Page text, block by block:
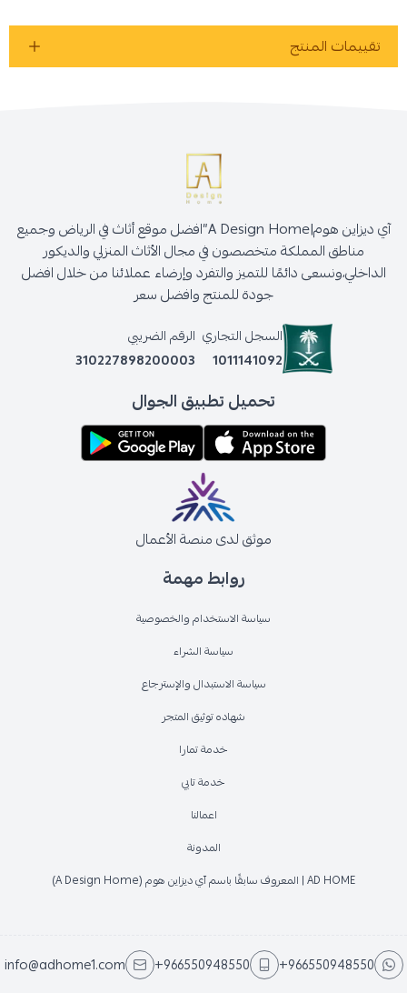
تقييمات المنتج
روابط مهمة
سياسة الاستخدام والخصوصية
سياسة الشراء
سياسة الاستبدال والإسترجاع
شهاده توثيق المتجر
خدمة تمارا
خدمة تابي
اعمالنا
المدونة
AD HOME | المعروف سابقًا باسم آي ديزاين هوم (A Design Home)
آي ديزاين هوم|A Design Home”افضل موقع أثاث في الرياض وجميع
مناطق المملكة متخصصون في مجال الأثاث المنزلي والديكور
الداخلي،ونسعى دائمًا للتميز والتفرد وإرضاء عملائنا من خلال افضل
جودة للمنتج وافضل سعر
السجل التجاري
1011141092
الرقم الضريبي
310227898200003
تحميل تطبيق الجوال
موثق لدى منصة الأعمال
+966550948550
+966550948550
info@adhome1.com